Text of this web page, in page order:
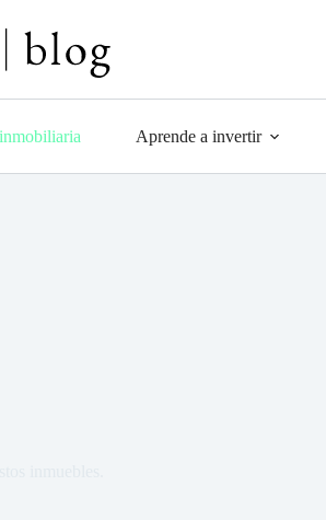
Aprende a invertir